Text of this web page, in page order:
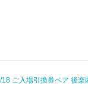
ご入場引換券ペア 後楽